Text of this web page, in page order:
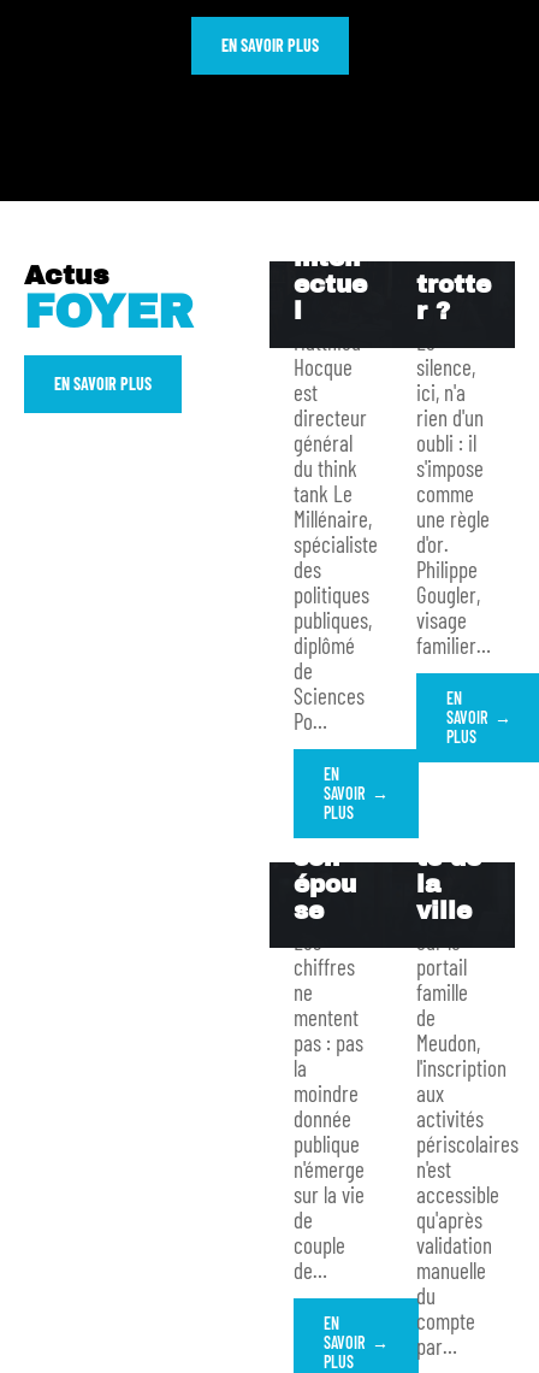
EN SAVOIR PLUS
Actus
FOYER
EN SAVOIR PLUS
ue
origin
e :
hérit
intell
ectue
l
Matthieu
Hocque
est
directeur
général
du think
tank Le
Millénaire,
spécialiste
des
politiques
publiques,
diplômé
de
Sciences
Po…
EN
SAVOIR
PLUS
re du
-
trotte
r ?
Le
silence,
ici, n'a
rien d'un
oubli : il
s'impose
comme
une règle
d'or.
Philippe
Gougler,
visage
familier…
EN
SAVOIR
PLUS
Philip
pe
Goug
ler
discr
et
sur
son
coupl
e : ce
que
l’on
peut
dire
son
épou
se
Les
chiffres
ne
mentent
pas : pas
la
moindre
donnée
publique
n'émerge
sur la vie
de
couple
de…
EN
SAVOIR
PLUS
Meud
on
porta
il
Famil
le
expli
qué
aux
ts de
la
ville
Sur le
portail
famille
de
Meudon,
l'inscription
aux
activités
périscolaires
n'est
accessible
qu'après
validation
manuelle
du
compte
par…